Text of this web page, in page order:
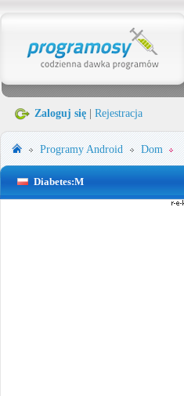
Zaloguj się Rejestracja
ProgramyAndroid Dom
Diabetes:M